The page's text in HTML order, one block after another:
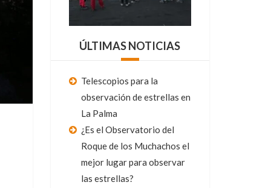
ÚLTIMAS NOTICIAS
Telescopios para la
observación de estrellas en
La Palma
¿Es el Observatorio del
Roque de los Muchachos el
mejor lugar para observar
las estrellas?